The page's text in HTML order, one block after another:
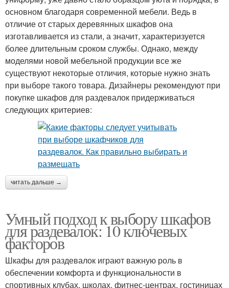
основном благодаря современной мебели. Ведь в
отличие от старых деревянных шкафов она
изготавливается из стали, а значит, характеризуется
более длительным сроком службы. Однако, между
моделями новой мебельной продукции все же
существуют некоторые отличия, которые нужно знать
при выборе такого товара. Дизайнеры рекомендуют при
покупке шкафов для раздевалок придерживаться
следующих критериев:
читать дальше →
Умный подход к выбору шкафов
для раздевалок: 10 ключевых
факторов
Шкафы для раздевалок играют важную роль в
обеспечении комфорта и функциональности в
спортивных клубах, школах, фитнес-центрах, гостиницах